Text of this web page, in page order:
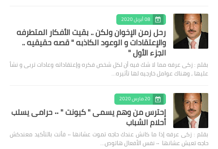
08 أبريل 2020
رحل زمن الإخوان ولكن .. بقيت الأفكار المتطرفه
والإعتقادات و الوعود الكاذبه " قصه حقيقيه ..
الجزء الأول "
بقلم : زكى عرفه مما لا شك فيه أن لكل شخص فكره وإعتقاداته وعادات تربى و نشأ
عليها ، وهناك عوامل خارجيه لها تأثيره…
20 مارس 2020
إحترس من وهم يسمى " كيونت " ٠٠ حرامى يسلب
أحلام الشباب
بقلم : زكى عرفه ‎إذا ما كانش عندك حاجه تموت عشانها ٠٠ فأنت بالتأكيد معندكش
حاجه تعيش عشانها ٠٠ نفس الأفعال هاتوص…